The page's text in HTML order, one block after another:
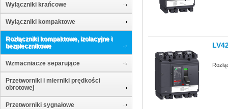
Wyłączniki krańcowe
Wyłączniki kompaktowe
Rozłączniki kompaktowe, izolacyjne i
bezpiecznikowe
Wzmacniacze separujące
Przetworniki i mierniki prędkości
obrotowej
Przetworniki sygnałowe